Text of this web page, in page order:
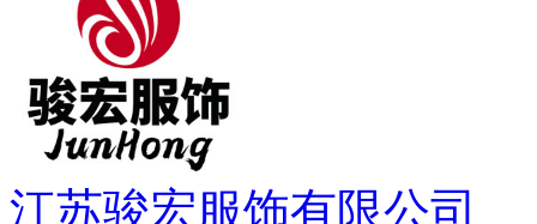
江苏骏宏服饰有限公司